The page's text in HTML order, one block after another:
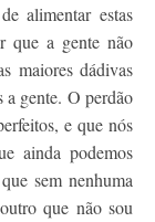
alimentar estas
que a gente não
maiores dádivas
a gente. O perdão
e que nós
ainda podemos
sem nenhuma
que não sou